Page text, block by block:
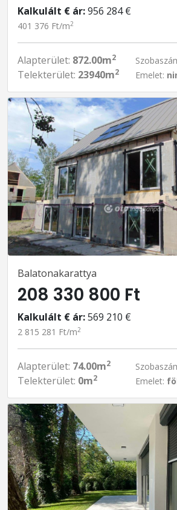
Kalkulált € ár:956 284 €
401 376 Ft/m2
Alapterület: 872.00m2
Telekterület: 23940m2
Emelet:
Balatonakarattya
208 330 800 Ft
Kalkulált € ár:569 210 €
2 815 281 Ft/m2
Alapterület: 74.00m2
Telekterület: 0m2
Emelet: